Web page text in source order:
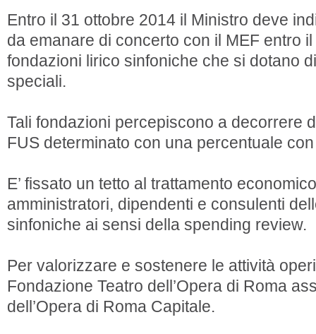
Entro il 31 ottobre 2014 il Ministro deve
da emanare di concerto con il MEF entro
fondazioni lirico sinfoniche che si dotano
speciali.
Tali fondazioni percepiscono a decorrere
FUS determinato con una percentuale
E’ fissato un tetto al trattamento
amministratori, dipendenti e consulenti
sinfoniche ai sensi della spending review.
Per valorizzare e sostenere le attività
Fondazione Teatro dell’Opera di Roma
dell’Opera di Roma Capitale.